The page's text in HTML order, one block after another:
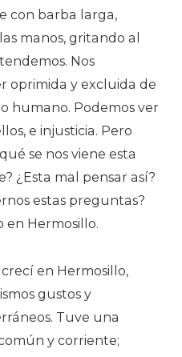
con barba larga,
manos, gritando al
Nos
oprimida y excluida de
humano. Podemos ver
e injusticia. Pero
se nos viene esta
¿Esta mal pensar así?
estas preguntas?
en Hermosillo.
en Hermosillo,
gustos y
Tuve una
y corriente;